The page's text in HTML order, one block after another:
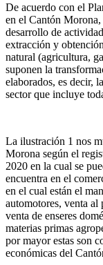
De acuerdo con el
en el Cantón Morona,
desarrollo de
extracción y
natural (agricultura,
suponen la
elaborados, es decir,
sector que incluye
La ilustración 1 nos
Morona según el
2020 en la cual se
encuentra en el
en el cual están el
automotores, venta al
venta de enseres
materias primas
por mayor estas son
económicas del